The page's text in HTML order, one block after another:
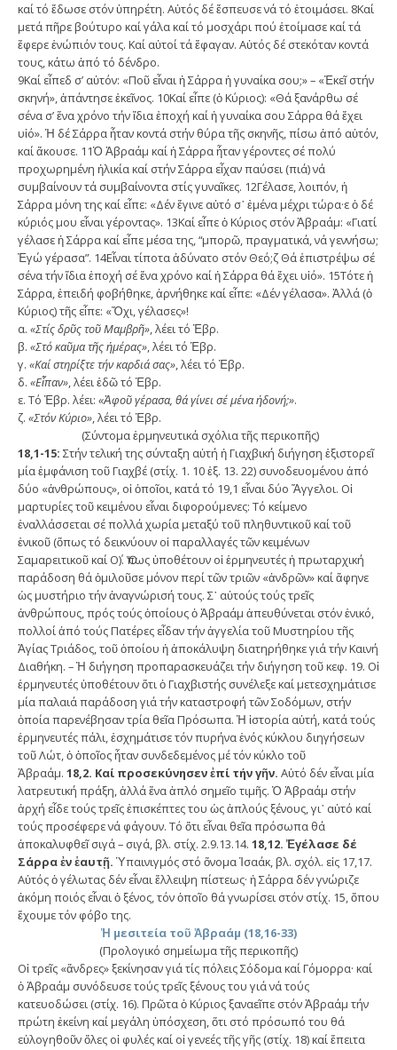
καί τό ἔδωσε στόν ὑπηρέτη. Αὐτός δέ ἔσπευσε νά τό ἑτοιμάσει. 8Καί
μετά πῆρε βούτυρο καί γάλα καί τό μοσχάρι πού ἑτοίμασε καί τά
ἔφερε ἐνώπιόν τους. Καί αὐτοί τά ἔφαγαν. Αὐτός δέ στεκόταν κοντά
τους, κάτω ἀπό τό δένδρο.
9Καί εἶπεδ σ’ αὐτόν: «Ποῦ εἶναι ἡ Σάρρα ἡ γυναίκα σου;» – «Ἐκεῖ στήν
σκηνή», ἀπάντησε ἐκεῖνος. 10Καί εἶπε (ὁ Κύριος): «Θά ξανάρθω σέ
σένα σ’ ἕνα χρόνο τήν ἴδια ἐποχή καί ἡ γυναίκα σου Σάρρα θά ἔχει
υἱό». Ἡ δέ Σάρρα ἦταν κοντά στήν θύρα τῆς σκηνῆς, πίσω ἀπό αὐτόν,
καί ἄκουσε. 11Ὁ Ἀβραάμ καί ἡ Σάρρα ἦταν γέροντες σέ πολύ
προχωρημένη ἡλικία καί στήν Σάρρα εἶχαν παύσει (πιά) νά
συμβαίνουν τά συμβαίνοντα στίς γυναῖκες. 12Γέλασε, λοιπόν, ἡ
Σάρρα μόνη της καί εἶπε: «Δέν ἔγινε αὐτό σ᾽ ἐμένα μέχρι τώρα·ε ὁ δέ
κύριός μου εἶναι γέροντας». 13Καί εἶπε ὁ Κύριος στόν Ἀβραάμ: «Γιατί
γέλασε ἡ Σάρρα καί εἶπε μέσα της, “μπορῶ, πραγματικά, νά γεννήσω;
Ἐγώ γέρασα”. 14Εἶναι τίποτα ἀδύνατο στόν Θεό;ζ Θά ἐπιστρέψω σέ
σένα τήν ἴδια ἐποχή σέ ἕνα χρόνο καί ἡ Σάρρα θά ἔχει υἱό». 15Τότε ἡ
Σάρρα, ἐπειδή φοβήθηκε, ἀρ­νήθηκε καί εἶπε: «Δέν γέλασα». Ἀλλά (ὁ
Κύριος) τῆς εἶπε: «Ὄχι, γέλασες»!
α. «ΣτίςδρῦςτοῦΜαμβρῆ», λέει τό Ἑβρ.
β. «Στό καῦμα τῆς ἡμέρας», λέει τό Ἑβρ.
γ. «Καί στηρίξτε τήν καρδιά σας», λέει τό Ἑβρ.
δ. «Εἶπαν», λέει ἐδῶ τό Ἑβρ.
ε. Τό Ἑβρ. λέει: «Ἀφοῦ γέρασα, θά γίνει σέ μένα ἡδονή;».
ζ. «Στόν Κύριο», λέει τό Ἑβρ.
(Σύντομα ἑρμηνευτικά σχόλια τῆς περικοπῆς)
18,1-15: Στήν τελική της σύνταξη αὐτή ἡ Γιαχβική διήγηση ἐξιστορεῖ
μία ἐμφάνιση τοῦ Γιαχβέ (στίχ. 1. 10 ἑξ. 13. 22) συνοδευομένου ἀπό
δύο «ἀνθρώπους», οἱ ὁποῖοι, κατά τό 19,1 εἶναι δύο Ἄγγελοι. Οἱ
μαρτυρίες τοῦ κειμένου εἶναι διφορούμενες: Τό κείμενο
ἐναλλάσσεται σέ πολλά χωρία μεταξύ τοῦ πληθυντικοῦ καί τοῦ
ἑνικοῦ (ὅπως τό δεικνύουν οἱ παραλλαγές τῶν κειμένων
Σαμαρειτικοῦ καί Ο΄). Ὅπως ὑποθέτουν οἱ ἑρμηνευτές ἡ πρωταρχική
παράδοση θά ὁμιλοῦσε μόνον περί τῶν τριῶν «ἀνδρῶν» καί ἄφηνε
ὡς μυστήριο τήν ἀναγνώρισή τους. Σ᾿ αὐτούς τούς τρεῖς
ἀνθρώπους, πρός τούς ὁποίους ὁ Ἀβραάμ ἀπευθύνεται στόν ἑνικό,
πολλοί ἀπό τούς Πατέρες εἶδαν τήν ἀγγελία τοῦ Μυστηρίου τῆς
Ἁγίας Τριάδος, τοῦ ὁποίου ἡ ἀποκάλυψη διατηρήθηκε γιά τήν Καινή
Διαθήκη. – Ἡ διήγηση προπαρασκευάζει τήν διήγηση τοῦ κεφ. 19. Οἱ
ἑρμηνευτές ὑποθέτουν ὅτι ὁ Γιαχβιστής συνέλεξε καί μετεσχημάτισε
μία παλαιά παράδοση γιά τήν καταστροφή τῶν Σοδόμων, στήν
ὁποία παρενέβησαν τρία θεῖα Πρόσωπα. Ἡ ἱστορία αὐτή, κατά τούς
ἑρμηνευτές πάλι, ἐσχημάτισε τόν πυρήνα ἑνός κύκλου διηγήσεων
τοῦ Λώτ, ὁ ὁποῖος ἦταν συνδεδεμένος μέ τόν κύκλο τοῦ
Ἀβραάμ. 18,2. Καί προσεκύνησεν ἐπί τήν γῆν. Αὐτό δέν εἶναι μία
λατρευτική πράξη, ἀλλά ἕνα ἁπλό σημεῖο τιμῆς. Ὁ Ἀβραάμ στήν
ἀρχή εἶδε τούς τρεῖς ἐπισκέπτες του ὡς ἁπλούς ξένους, γι᾿ αὐτό καί
τούς προσέφερε νά φάγουν. Τό ὅτι εἶναι θεῖα πρόσωπα θά
ἀποκαλυφθεῖ σιγά – σιγά, βλ. στίχ. 2.9.13.14. 18,12. Ἐγέλασε δέ
Σάρρα ἐν ἑαυτῇ. Ὑπαινιγμός στό ὄνομα Ἰσαάκ, βλ. σχόλ. εἰς 17,17.
Αὐτός ὁ γέλωτας δέν εἶναι ἔλλειψη πίστεως· ἡ Σάρρα δέν γνώριζε
ἀκόμη ποιός εἶναι ὁ ξένος, τόν ὁποῖο θά γνωρίσει στόν στίχ. 15, ὅπου
ἔχουμε τόν φόβο της.
Ἡ μεσιτεία τοῦ Ἀβραάμ (18,16-33)
(Προλογικό σημείωμα τῆς περικοπῆς)
Οἱ τρεῖς «ἄνδρες» ξεκίνησαν γιά τίς πόλεις Σόδομα καί Γόμορρα· καί
ὁ Ἀβραάμ συνόδευσε τούς τρεῖς ξένους του γιά νά τούς
κατευοδώσει (στίχ. 16). Πρῶτα ὁ Κύριος ξαναεῖπε στόν Ἀβραάμ τήν
πρώτη ἐκείνη καί μεγάλη ὑπόσχεση, ὅτι στό πρόσωπό του θά
εὐλογηθοῦν ὅλες οἱ φυλές καί οἱ γενεές τῆς γῆς (στίχ. 18) καί ἔπειτα